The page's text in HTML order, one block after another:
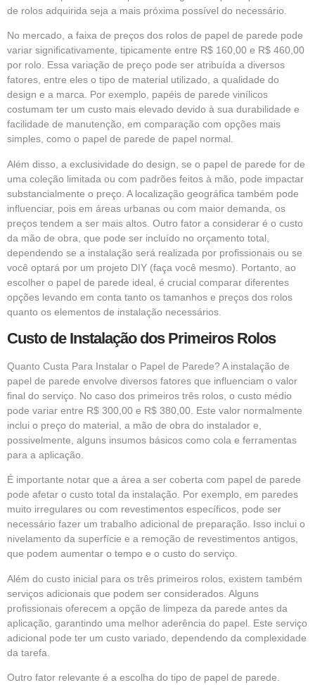
de rolos adquirida seja a mais próxima possível do necessário.
No mercado, a faixa de preços dos rolos de papel de parede pode
variar significativamente, tipicamente entre R$ 160,00 e R$ 460,00
por rolo. Essa variação de preço pode ser atribuída a diversos
fatores, entre eles o tipo de material utilizado, a qualidade do
design e a marca. Por exemplo, papéis de parede vinílicos
costumam ter um custo mais elevado devido à sua durabilidade e
facilidade de manutenção, em comparação com opções mais
simples, como o papel de parede de papel normal.
Além disso, a exclusividade do design, se o papel de parede for de
uma coleção limitada ou com padrões feitos à mão, pode impactar
substancialmente o preço. A localização geográfica também pode
influenciar, pois em áreas urbanas ou com maior demanda, os
preços tendem a ser mais altos. Outro fator a considerar é o custo
da mão de obra, que pode ser incluído no orçamento total,
dependendo se a instalação será realizada por profissionais ou se
você optará por um projeto DIY (faça você mesmo). Portanto, ao
escolher o papel de parede ideal, é crucial comparar diferentes
opções levando em conta tanto os tamanhos e preços dos rolos
quanto os elementos de instalação necessários.
Custo de Instalação dos Primeiros Rolos
Quanto Custa Para Instalar o Papel de Parede? A instalação de
papel de parede envolve diversos fatores que influenciam o valor
final do serviço. No caso dos primeiros três rolos, o custo médio
pode variar entre R$ 300,00 e R$ 380,00. Este valor normalmente
inclui o preço do material, a mão de obra do instalador e,
possivelmente, alguns insumos básicos como cola e ferramentas
para a aplicação.
É importante notar que a área a ser coberta com papel de parede
pode afetar o custo total da instalação. Por exemplo, em paredes
muito irregulares ou com revestimentos específicos, pode ser
necessário fazer um trabalho adicional de preparação. Isso inclui o
nivelamento da superfície e a remoção de revestimentos antigos,
que podem aumentar o tempo e o custo do serviço.
Além do custo inicial para os três primeiros rolos, existem também
serviços adicionais que podem ser considerados. Alguns
profissionais oferecem a opção de limpeza da parede antes da
aplicação, garantindo uma melhor aderência do papel. Este serviço
adicional pode ter um custo variado, dependendo da complexidade
da tarefa.
Outro fator relevante é a escolha do tipo de papel de parede.